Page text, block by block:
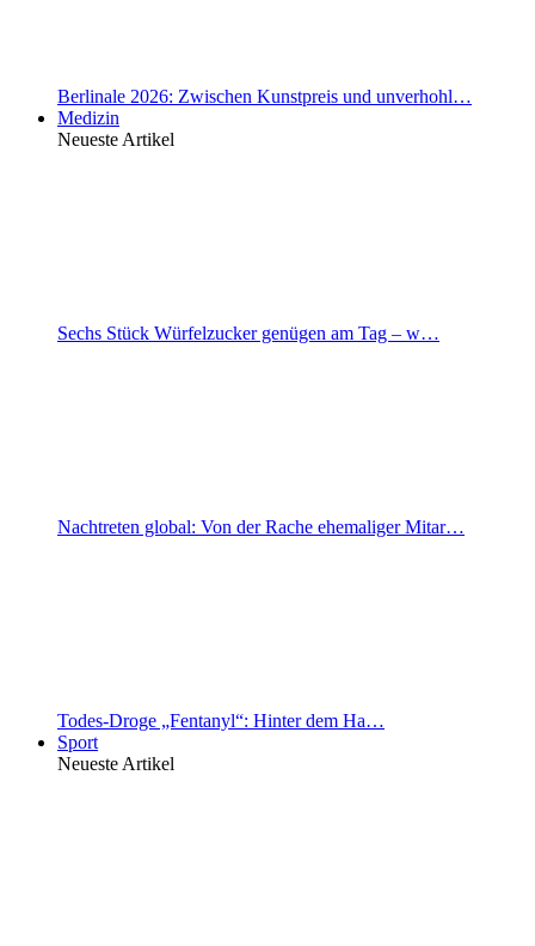
Berlinale 2026: Zwischen Kunstpreis und unverhohl…
Medizin
Neueste Artikel
Sechs Stück Würfelzucker genügen am Tag – w…
Nachtreten global: Von der Rache ehemaliger Mitar…
Todes-Droge „Fentanyl“: Hinter dem Ha…
Sport
Neueste Artikel